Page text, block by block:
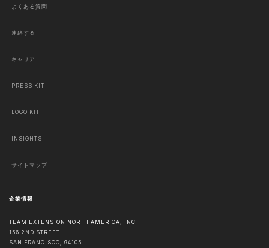
よくある質問
連絡する
キャリア
PRESS KIT
LOGO KIT
INSIGHTS
サイトマップ
企業情報
TEAM EXTENSION NORTH AMERICA, INC
156 2ND STREET
SAN FRANCISCO, 94105